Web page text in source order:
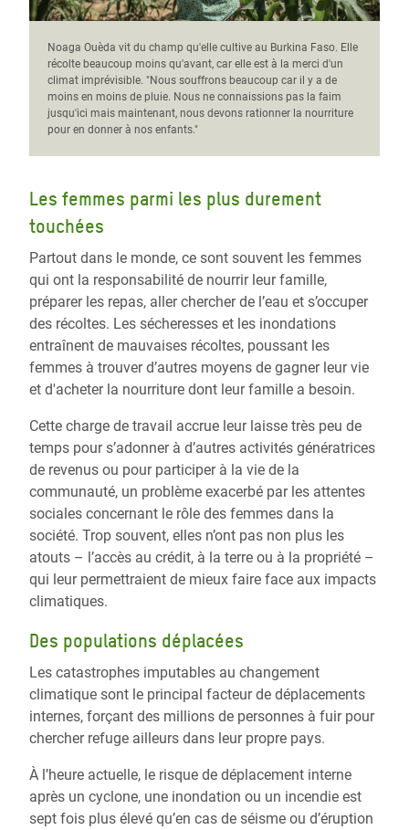
Noaga Ouèda vit du champ qu'elle cultive au Burkina Faso. Elle
récolte beaucoup moins qu'avant, car elle est à la merci d'un
climat imprévisible. "Nous souffrons beaucoup car il y a de
moins en moins de pluie. Nous ne connaissions pas la faim
jusqu'ici mais maintenant, nous devons rationner la nourriture
pour en donner à nos enfants."
Les femmes parmi les plus durement
touchées
Partout dans le monde, ce sont souvent les femmes
qui ont la responsabilité de nourrir leur famille,
préparer les repas, aller chercher de l’eau et s’occuper
des récoltes. Les sécheresses et les inondations
entraînent de mauvaises récoltes, poussant les
femmes à trouver d’autres moyens de gagner leur vie
et d'acheter la nourriture dont leur famille a besoin.
Cette charge de travail accrue leur laisse très peu de
temps pour s’adonner à d’autres activités génératrices
de revenus ou pour participer à la vie de la
communauté, un problème exacerbé par les attentes
sociales concernant le rôle des femmes dans la
société. Trop souvent, elles n’ont pas non plus les
atouts – l’accès au crédit, à la terre ou à la propriété –
qui leur permettraient de mieux faire face aux impacts
climatiques.
Des populations déplacées
Les catastrophes imputables au changement
climatique sont le principal facteur de déplacements
internes, forçant des millions de personnes à fuir pour
chercher refuge ailleurs dans leur propre pays.
À l’heure actuelle, le risque de déplacement interne
après un cyclone, une inondation ou un incendie est
sept fois plus élevé qu’en cas de séisme ou d’éruption